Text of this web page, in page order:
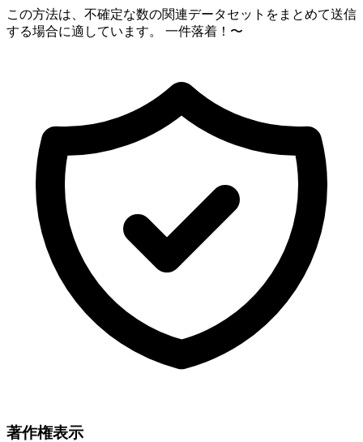
この方法は、不確定な数の関連データセットをまとめて送信
する場合に適しています。 一件落着！〜
著作権表示